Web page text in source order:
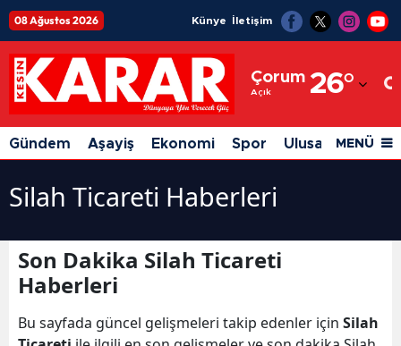
08 Ağustos 2026 Künye İletişim
Çorum
Açık 26°
Adıyaman
Afyonkarahisar
Ağrı
Amasya
Ankara
Antalya
Gündem Aşayiş Ekonomi Spor Ulusal Siyaset
MENÜ
Silah Ticareti Haberleri
Son Dakika Silah Ticareti
Haberleri
Bu sayfada güncel gelişmeleri takip edenler için Silah